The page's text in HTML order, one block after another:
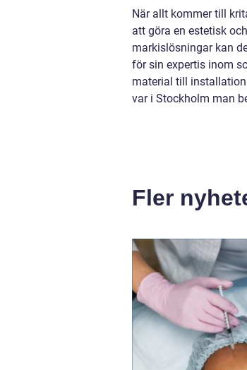
När allt kommer till
att göra en estetisk
markislösningar kan
för sin expertis inom
material till
var i Stockholm man
Fler